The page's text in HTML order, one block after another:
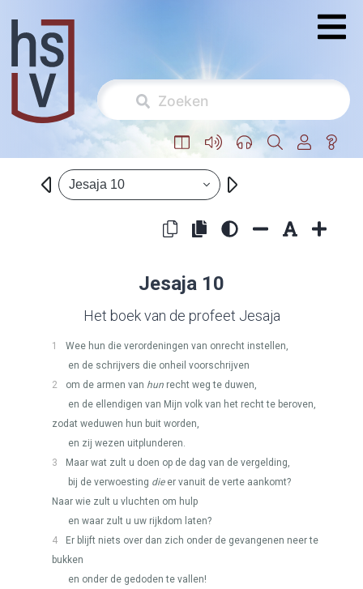
Jesaja 10
Jesaja 10
Het boek van de profeet Jesaja
1
Wee hun die verordeningen van onrecht instellen,
en de schrijvers die onheil voorschrijven
2
om de armen van hun recht weg te duwen,
en de ellendigen van Mijn volk van het recht te beroven,
zodat weduwen hun buit worden,
en zij wezen uitplunderen.
3
Maar wat zult u doen op de dag van de vergelding,
bij de verwoesting dieer vanuit de verte aankomt?
Naar wie zult u vluchten om hulp
en waar zult u uw rijkdom laten?
4
Er blijft niets over dan zich onder de gevangenen neer te
bukken
en onder de gedoden te vallen!